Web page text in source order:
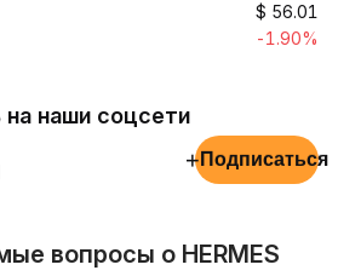
$ 56.01
-1.90%
наши соцсети
+ Подписаться
вопросы о HERMES